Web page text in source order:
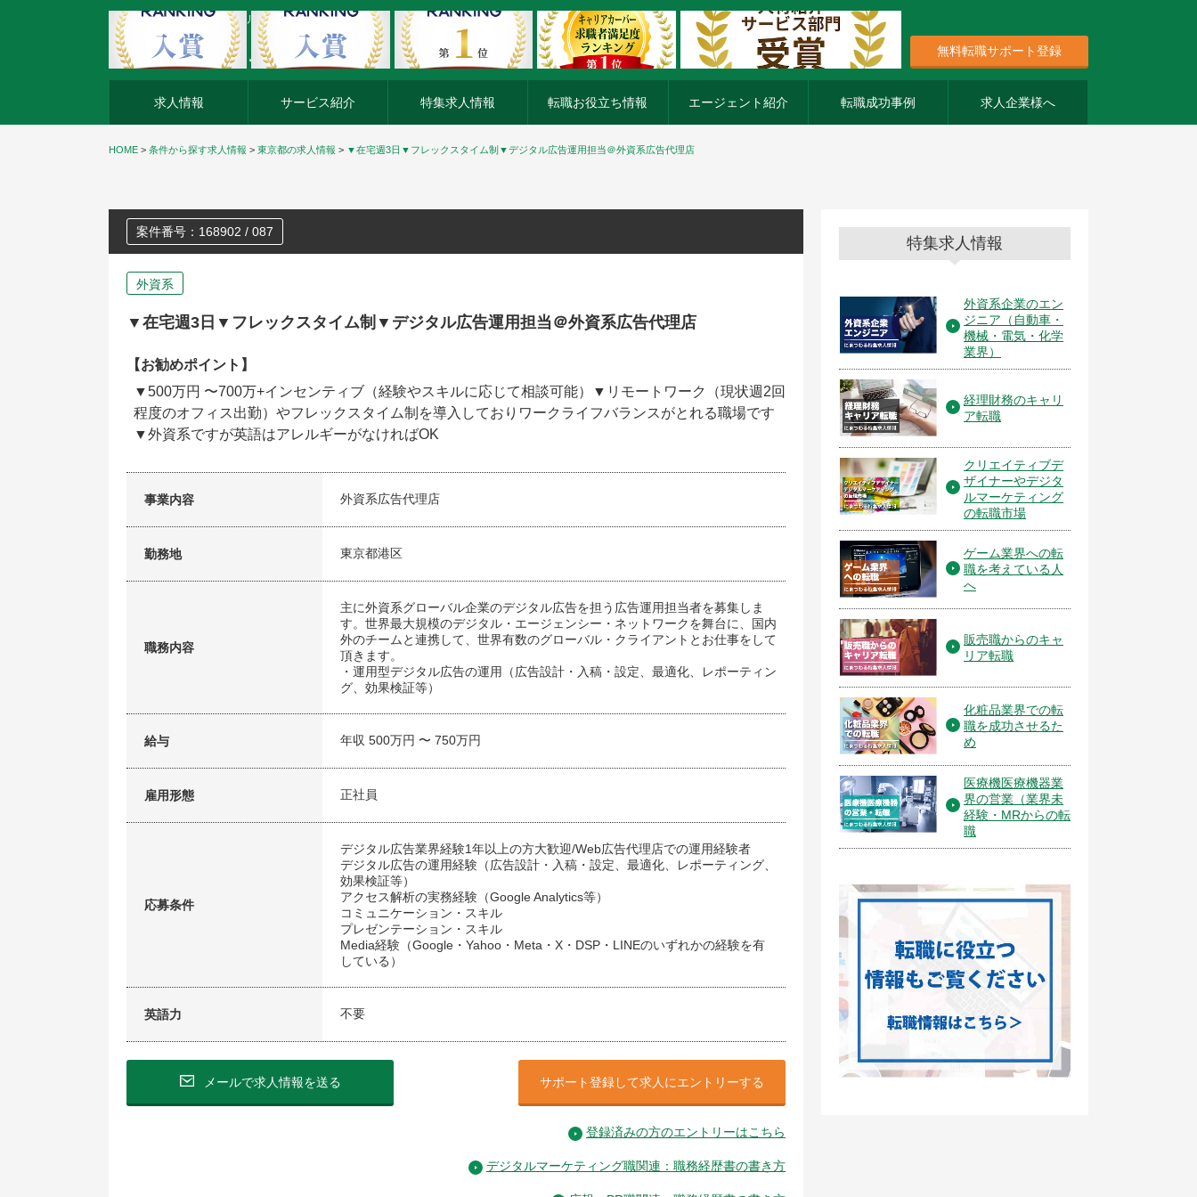
外資系企業の転職・キャリア転職ならアージスジャパン
無料転職サポート登録
求人情報 サービス紹介 特集求人情報 転職お役立ち情報 エージェント紹介 転職成功事例 求人企業様へ
HOME > 条件から探す求人情報 > 東京都の求人情報 > ▼在宅週3日▼フレックスタイム制▼デジタル広告運用担当＠外資系広告代理店
案件番号：168902 / 087
外資系
▼在宅週3日▼フレックスタイム制▼デジタル広告運用担当＠外資系広告代理店
【お勧めポイント】
▼500万円 〜700万+インセンティブ（経験やスキルに応じて相談可能）▼リモートワーク（現状週2回
程度のオフィス出勤）やフレックスタイム制を導入しておりワークライフバランスがとれる職場です
▼外資系ですが英語はアレルギーがなければOK
事業内容 外資系広告代理店
勤務地 東京都港区
職務内容
主に外資系グローバル企業のデジタル広告を担う広告運用担当者を募集しま
す。世界最大規模のデジタル・エージェンシー・ネットワークを舞台に、国内
外のチームと連携して、世界有数のグローバル・クライアントとお仕事をして
頂きます。
・運用型デジタル広告の運用（広告設計・入稿・設定、最適化、レポーティン
グ、効果検証等）
給与 年収 500万円 〜 750万円
雇用形態 正社員
応募条件
デジタル広告業界経験1年以上の方大歓迎/Web広告代理店での運用経験者
デジタル広告の運用経験（広告設計・入稿・設定、最適化、レポーティング、
効果検証等）
アクセス解析の実務経験（Google Analytics等）
コミュニケーション・スキル
プレゼンテーション・スキル
Media経験（Google・Yahoo・Meta・X・DSP・LINEのいずれかの経験を有
している）
英語力 不要
メールで求人情報を送る サポート登録して求人にエントリーする
登録済みの方のエントリーはこちら
デジタルマーケティング職関連：職務経歴書の書き方
特集求人情報
外資系企業のエン
ジニア（自動車・
機械・電気・化学
業界）
経理財務のキャリ
ア転職
クリエイティブデ
ザイナーやデジタ
ルマーケティング
の転職市場
ゲーム業界への転
職を考えている人
へ
販売職からのキャ
リア転職
化粧品業界での転
職を成功させるた
め
医療機医療機器業
界の営業（業界未
経験・MRからの転
職